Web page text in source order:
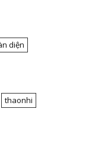
diện
thaonhi